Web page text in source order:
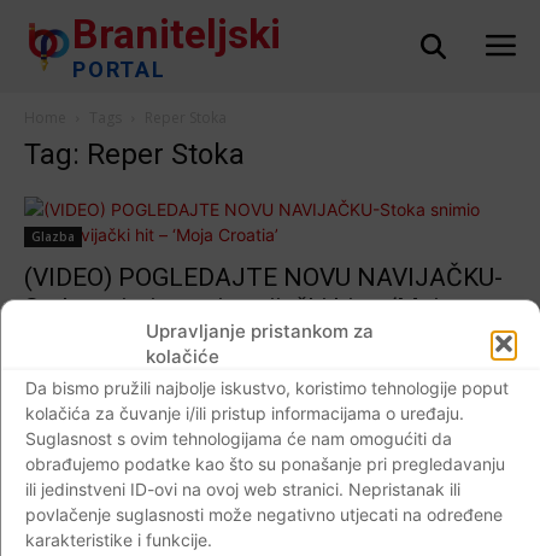
Upravljanje pristankom za
kolačiće
Da bismo pružili najbolje iskustvo, koristimo tehnologije poput
kolačića za čuvanje i/ili pristup informacijama o uređaju.
Suglasnost s ovim tehnologijama će nam omogućiti da
obrađujemo podatke kao što su ponašanje pri pregledavanju
ili jedinstveni ID-ovi na ovoj web stranici. Nepristanak ili
povlačenje suglasnosti može negativno utjecati na određene
karakteristike i funkcije.
Braniteljski
PORTAL
Tag: Reper Stoka
Glazba
(VIDEO) POGLEDAJTE NOVU NAVIJAČKU-
Stoka snimio novi navijački hit – ‘Moja
Impressum Kontaktirajte nas Pravila o privatnosti
© Newspaper WordPress Theme by TagDiv